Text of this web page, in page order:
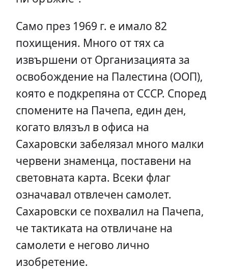
Само през 1969 г. е имало 82
похищения. Много от тях са
извършени от Организацията за
освобождение на Палестина (ООП),
която е подкрепяна от СССР. Според
спомените на Пачепа, един ден,
когато влязъл в офиса на
Сахаровски забелязал много малки
червени знаменца, поставени на
световната карта. Всеки флаг
означавал отвлечен самолет.
Сахаровски се похвалил на Пачепа,
че тактиката на отвличане на
самолети е негово лично
изобретение.